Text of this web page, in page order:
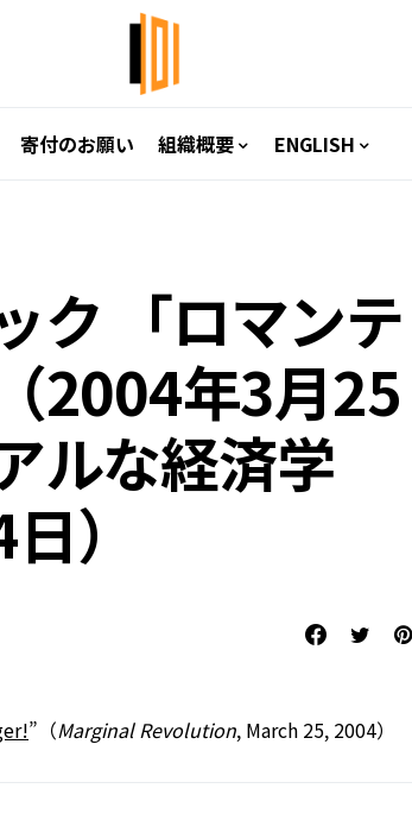
寄付のお願い 組織概要 ENGLISH
ク 「ロマンテ
2004年3月25
ルな経済学
）
”（Marginal Revolution, March 25, 2004）